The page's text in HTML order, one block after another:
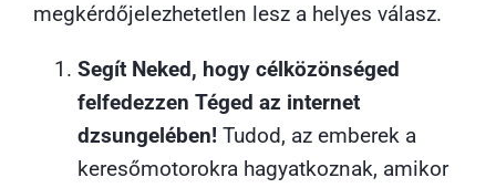
megkérdőjelezhetetlen lesz a helyes válasz.
Segít Neked, hogy célközönséged
felfedezzen Téged az internet
dzsungelében! Tudod, az emberek a
keresőmotorokra hagyatkoznak, amikor